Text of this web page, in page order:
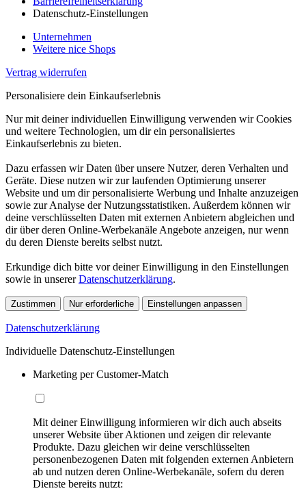
Datenschutz-Einstellungen
Unternehmen
Weitere nice Shops
Vertrag widerrufen
Personalisiere dein Einkaufserlebnis
Nur mit deiner individuellen Einwilligung verwenden wir Cookies
und weitere Technologien, um dir ein personalisiertes
Einkaufserlebnis zu bieten.
Dazu erfassen wir Daten über unsere Nutzer, deren Verhalten und
Geräte. Diese nutzen wir zur laufenden Optimierung unserer
Website und um dir personalisierte Werbung und Inhalte anzuzeigen
sowie zur Analyse der Nutzungsstatistiken. Außerdem können wir
deine verschlüsselten Daten mit externen Anbietern abgleichen und
dir über deren Online-Werbekanäle Angebote anzeigen, nur wenn
du deren Dienste bereits selbst nutzt.
Erkundige dich bitte vor deiner Einwilligung in den Einstellungen
sowie in unsererDatenschutzerklärung.
Zustimmen Nur erforderliche Einstellungen anpassen
Datenschutzerklärung
Individuelle Datenschutz-Einstellungen
Marketing per Customer-Match
Mit deiner Einwilligung informieren wir dich auch abseits
unserer Website über Aktionen und zeigen dir relevante
Produkte. Dazu gleichen wir deine verschlüsselten
personenbezogenen Daten mit folgenden externen Anbietern
ab und nutzen deren Online-Werbekanäle, sofern du deren
Dienste bereits nutzt: